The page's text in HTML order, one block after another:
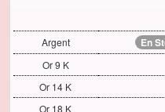
Argent En
Or 9 K
Or 14 K
Or 18 K